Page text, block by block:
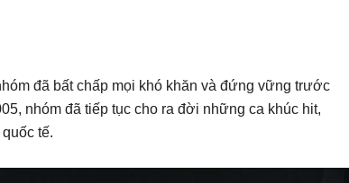
đã bất chấp mọi khó khăn và đứng vững trước
nhóm đã tiếp tục cho ra đời những ca khúc hit,
tế.